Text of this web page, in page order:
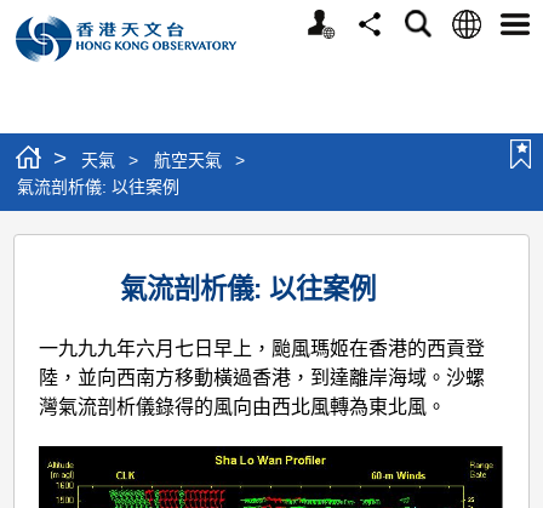
個
分
搜
語
選
> 天氣 > 航空天氣
>
氣流剖析儀: 以往案例
氣
析
儀:
以
往
氣流剖析儀: 以往案例
一九九九年六月七日早上，颱風瑪姬在香港的西貢登
陸，並向西南方移動橫過香港，到達離岸海域。沙螺
灣氣流剖析儀錄得的風向由西北風轉為東北風。